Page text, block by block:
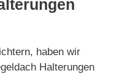
haben wir
Halterungen